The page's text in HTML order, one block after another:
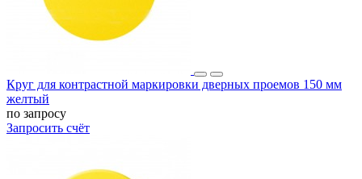
Круг для контрастной маркировки дверных проемов 150 мм
желтый
по запросу
Запросить счёт